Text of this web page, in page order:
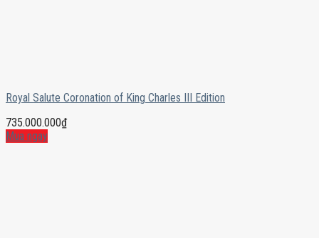
Royal Salute Coronation of King Charles III Edition
735.000.000₫
Mua ngay